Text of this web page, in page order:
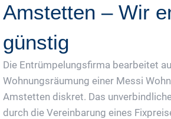
Amstetten – Wir
günstig
Die Entrümpelungsfirma bearbeitet
Wohnungsräumung einer Messi
Amstetten diskret. Das
durch die Vereinbarung eines